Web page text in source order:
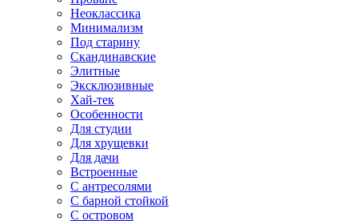
Неоклассика
Минимализм
Под старину
Скандинавские
Элитные
Эксклюзивные
Хай-тек
Особенности
Для студии
Для хрущевки
Для дачи
Встроенные
С антресолями
С барной стойкой
С островом